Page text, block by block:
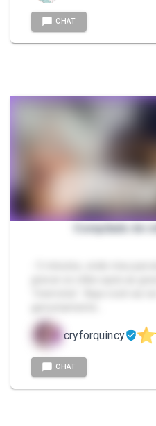
CHAT
Compilado de
cryforquincy
CHAT